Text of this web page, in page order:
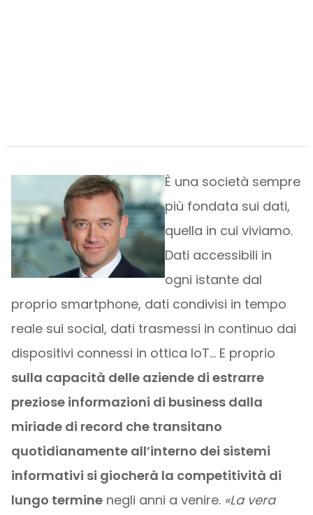
È una società sempre
più fondata sui dati,
quella in cui viviamo.
Dati accessibili in
ogni istante dal
proprio smartphone, dati condivisi in tempo
reale sui social, dati trasmessi in continuo dai
dispositivi connessi in ottica IoT… E proprio
sulla capacità delle aziende di estrarre
preziose informazioni di business dalla
miriade di record che transitano
quotidianamente all’interno dei sistemi
informativi si giocherà la competitività di
lungo terminenegli anni a venire. «La vera